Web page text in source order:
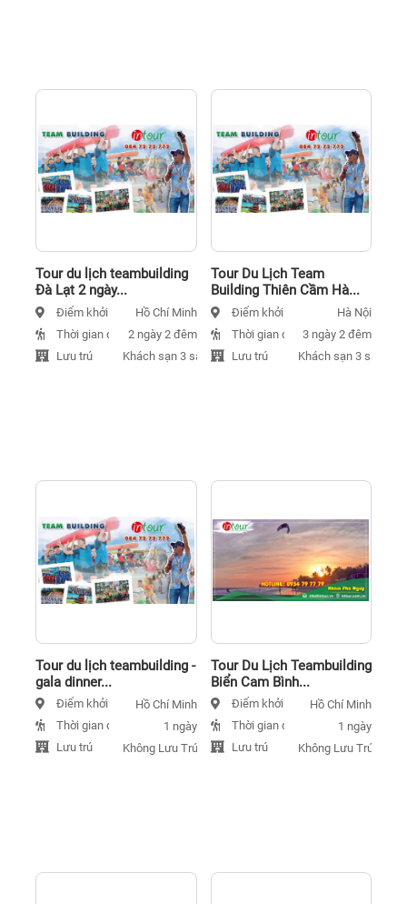
Tour du lịch teambuilding
Đà Lạt 2 ngày...
Điểm khởi hành Hồ Chí Minh
Thời gian đi
2 ngày 2 đêm
Lưu trú
Khách sạn 3 sao
Tour Du Lịch Team
Building Thiên Cầm Hà...
Điểm khởi hành
Hà Nội
Thời gian đi
3 ngày 2 đêm
Lưu trú
Khách sạn 3 sao
Tour du lịch teambuilding -
gala dinner...
Điểm khởi hành Hồ Chí Minh
Thời gian đi
1 ngày
Lưu trú
Không Lưu Trú
Tour Du Lịch Teambuilding
Biển Cam Bình...
Điểm khởi hànhHồ Chí Minh
Thời gian đi
1 ngày
Lưu trú
Không Lưu Trú